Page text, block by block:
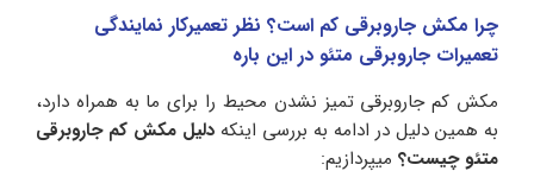
چرا مکش جاروبرقی کم است؟ نظر تعمیرکار نمایندگی
تعمیرات جاروبرقی متئو در این باره
مکش کم جاروبرقی تمیز نشدن محیط را برای ما به همراه دارد،
به همین دلیل در ادامه به بررسی اینکه دلیل مکش کم جاروبرقی
متئو چیست؟ میپردازیم: